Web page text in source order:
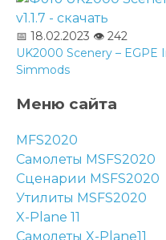
📅 18.02.2023 👁️ 242
UK2000 Scenery – EGPE
Simmods
Меню сайта
MFS2020
Самолеты MSFS2020
Сценарии MSFS2020
Утилиты MSFS2020
X-Plane 11
Самолеты X-Plane11